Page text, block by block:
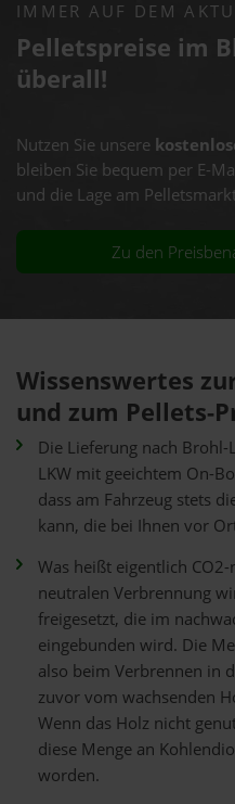
IMMER AUF DEM
Pelletspreise im
überall!
Nutzen Sie unsere
bleiben Sie bequem per E-
und die Lage am
Zu den
Wissenswertes
und zum Pellets-
Die Lieferung nach
LKW mit geeichtem On-
dass am Fahrzeug stets
kann, die bei Ihnen vor
Was heißt eigentlich
neutralen Verbrennung
freigesetzt, die im
eingebunden wird. Die
also beim Verbrennen in
zuvor vom wachsenden
Wenn das Holz nicht
diese Menge an
worden.